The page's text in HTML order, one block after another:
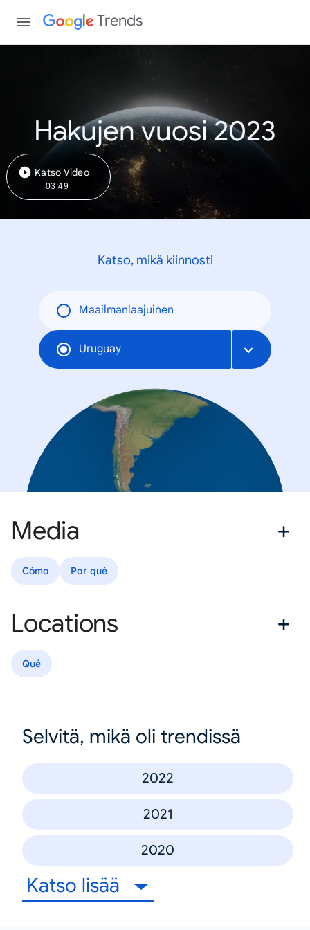
Trends
Hakujen vuosi 2023
Katso Video
03:49
Katso, mikä kiinnosti
Maailmanlaajuinen
Uruguay
Media
Cómo Por qué
Locations
Qué
Selvitä, mikä oli trendissä
2022
2021
2020
Katso lisää